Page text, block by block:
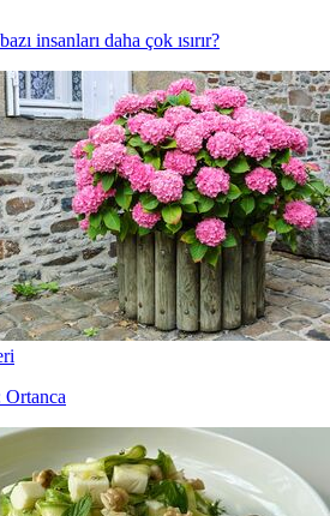
insanları daha çok ısırır?